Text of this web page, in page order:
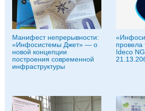
Манифест непрерывности:
«Инфосистемы Джет» — о
новой концепции
построения современной
инфраструктуры
провела
Ideco